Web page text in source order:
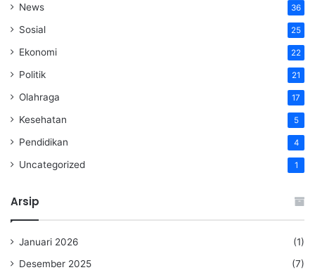
News 36
Sosial 25
Ekonomi 22
Politik 21
Olahraga 17
Kesehatan 5
Pendidikan 4
Uncategorized 1
Arsip
Januari 2026
(1)
Desember 2025
(7)